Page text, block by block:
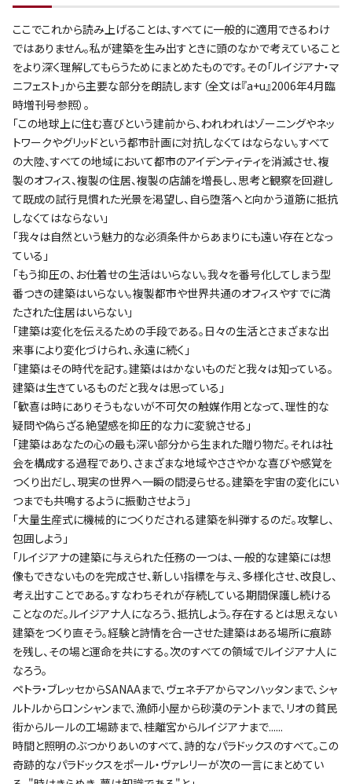
ここでこれから読み上げることは、すべてに一般的に適用できるわけ
ではありません。私が建築を生み出すときに頭のなかで考えていること
をより深く理解してもらうためにまとめたものです。その「ルイジアナ・マ
ニフェスト」から主要な部分を朗読します（全文は『a+u』2006年4月臨
時増刊号参照）。
「この地球上に住む喜びという建前から、われわれはゾーニングやネッ
トワークやグリッドという都市計画に対抗しなくてはならない。すべて
の大陸、すべての地域において都市のアイデンティティを消滅させ、複
製のオフィス、複製の住居、複製の店舗を増長し、思考と観察を回避し
て既成の試行見慣れた光景を渇望し、自ら堕落へと向かう道筋に抵抗
しなくてはならない」
「我々は自然という魅力的な必須条件からあまりにも遠い存在となっ
ている」
「もう抑圧の、お仕着せの生活はいらない。我々を番号化してしまう型
番つきの建築はいらない。複製都市や世界共通のオフィスやすでに満
たされた住居はいらない」
「建築は変化を伝えるための手段である。日々の生活とさまざまな出
来事により変化づけられ、永遠に続く」
「建築はその時代を記す。建築ははかないものだと我々は知っている。
建築は生きているものだと我々は思っている」
｢歓喜は時にありそうもないが不可欠の触媒作用となって、理性的な
疑問や偽らざる絶望感を抑圧的な力に変貌させる｣
「建築はあなたの心の最も深い部分から生まれた贈り物だ。それは社
会を構成する過程であり、さまざまな地域やささやかな喜びや感覚を
つくり出だし、現実の世界へ一瞬の間浸らせる。建築を宇宙の変化にい
つまでも共鳴するように振動させよう」
「大量生産式に機械的につくりだされる建築を糾弾するのだ。攻撃し、
包囲しよう」
「ルイジアナの建築に与えられた任務の一つは、一般的な建築には想
像もできないものを完成させ、新しい指標を与え、多様化させ、改良し、
考え出すことである。すなわちそれが存続している期間保護し続ける
ことなのだ。ルイジアナ人になろう、抵抗しよう。存在するとは思えない
建築をつくり直そう。経験と詩情を合一させた建築はある場所に痕跡
を残し、その場と運命を共にする。次のすべての領域でルイジアナ人に
なろう。
ペトラ・ブレッセからSANAAまで、ヴェネチアからマンハッタンまで、シャ
ルトルからロンシャンまで、漁師小屋から砂漠のテントまで、リオの貧民
街からルールの工場跡まで、桂離宮からルイジアナまで......
時間と照明のぶつかりあいのすべて、詩的なパラドックスのすべて。この
奇跡的なパラドックスをポール・ヴァレリーが次の一言にまとめてい